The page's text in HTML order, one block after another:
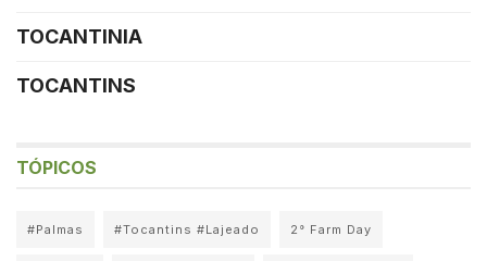
TOCANTINIA
TOCANTINS
TÓPICOS
#Palmas #Tocantins #Lajeado 2° Farm Day